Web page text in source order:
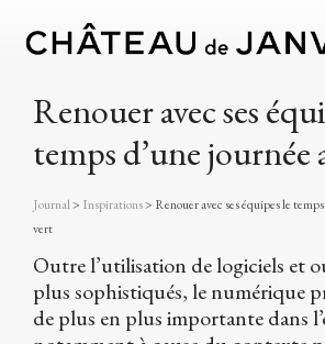
Renouer avec ses
temps d’une journée
Journal> Inspirations> Renouer avec ses équipes le
vert
Outre l’utilisation de logiciels et
plus sophistiqués, le numérique
de plus en plus importante dans